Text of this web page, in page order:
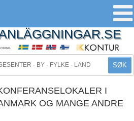
SØK
I
OG MANGE ANDRE